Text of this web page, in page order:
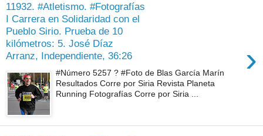
11932. #Atletismo. #Fotografías
I Carrera en Solidaridad con el
Pueblo Sirio. Prueba de 10
kilómetros: 5. José Díaz
Arranz, Independiente, 36:26
›
#Número 5257 ? #Foto de Blas García Marín
Resultados Corre por Siria Revista Planeta
Running Fotografías Corre por Siria ...